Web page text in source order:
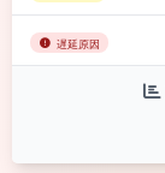
遅延原因